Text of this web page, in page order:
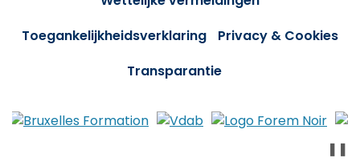
Toegankelijkheidsverklaring
Privacy & Cookies
Transparantie
❚❚